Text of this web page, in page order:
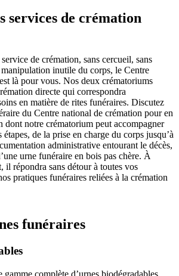
services de crémation
de crémation, sans cercueil, sans
manipulation inutile du corps, le Centre
là pour vous. Nos deux crématoriums
directe qui correspondra
en matière de rites funéraires. Discutez
du Centre national de crémation pour en
dont notre crématorium peut accompagner
de la prise en charge du corps jusqu’à
administrative entourant le décès,
urne funéraire en bois pas chère. À
il répondra sans détour à toutes vos
pratiques funéraires reliées à la crémation
funéraires
complète d’urnes biodégradables,